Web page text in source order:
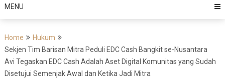
MENU
Home
Hukum
Sekjen Tim Barisan Mitra Peduli EDC Cash Bangkit se-Nusantara
Avi Tegaskan EDC Cash Adalah Aset Digital Komunitas yang Sudah
Disetujui Semenjak Awal dan Ketika Jadi Mitra